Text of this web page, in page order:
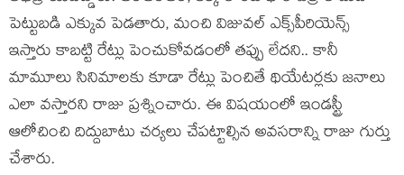
పెట్టుబడి ఎక్కువ పెడతారు, మంచి విజువల్ ఎక్స్‌పీరియెన్స్
ఇస్తారు కాబట్టి రేట్లు పెంచుకోవడంలో తప్పు లేదని.. కానీ
మామూలు సినిమాలకు కూడా రేట్లు పెంచితే థియేటర్లకు జనాలు
ఎలా వస్తారని రాజు ప్రశ్నించారు. ఈ విషయంలో ఇండస్ట్రీ
ఆలోచించి దిద్దుబాటు చర్యలు చేపట్టాల్సిన అవసరాన్ని రాజు గుర్తు
చేశారు.